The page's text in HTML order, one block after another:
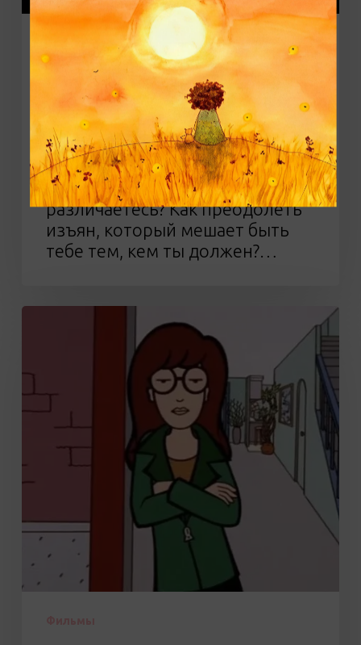
Фильмы
Фильм «Король говорит!» (16+)
Этот фильм можно
рассматривать, как историю
дружбы и преодоления. Как
заводить отношения, как начать
доверять, если вы настолько
различаетесь? Как преодолеть
изъян, который мешает быть
тебе тем, кем ты должен?…
Мультсериал